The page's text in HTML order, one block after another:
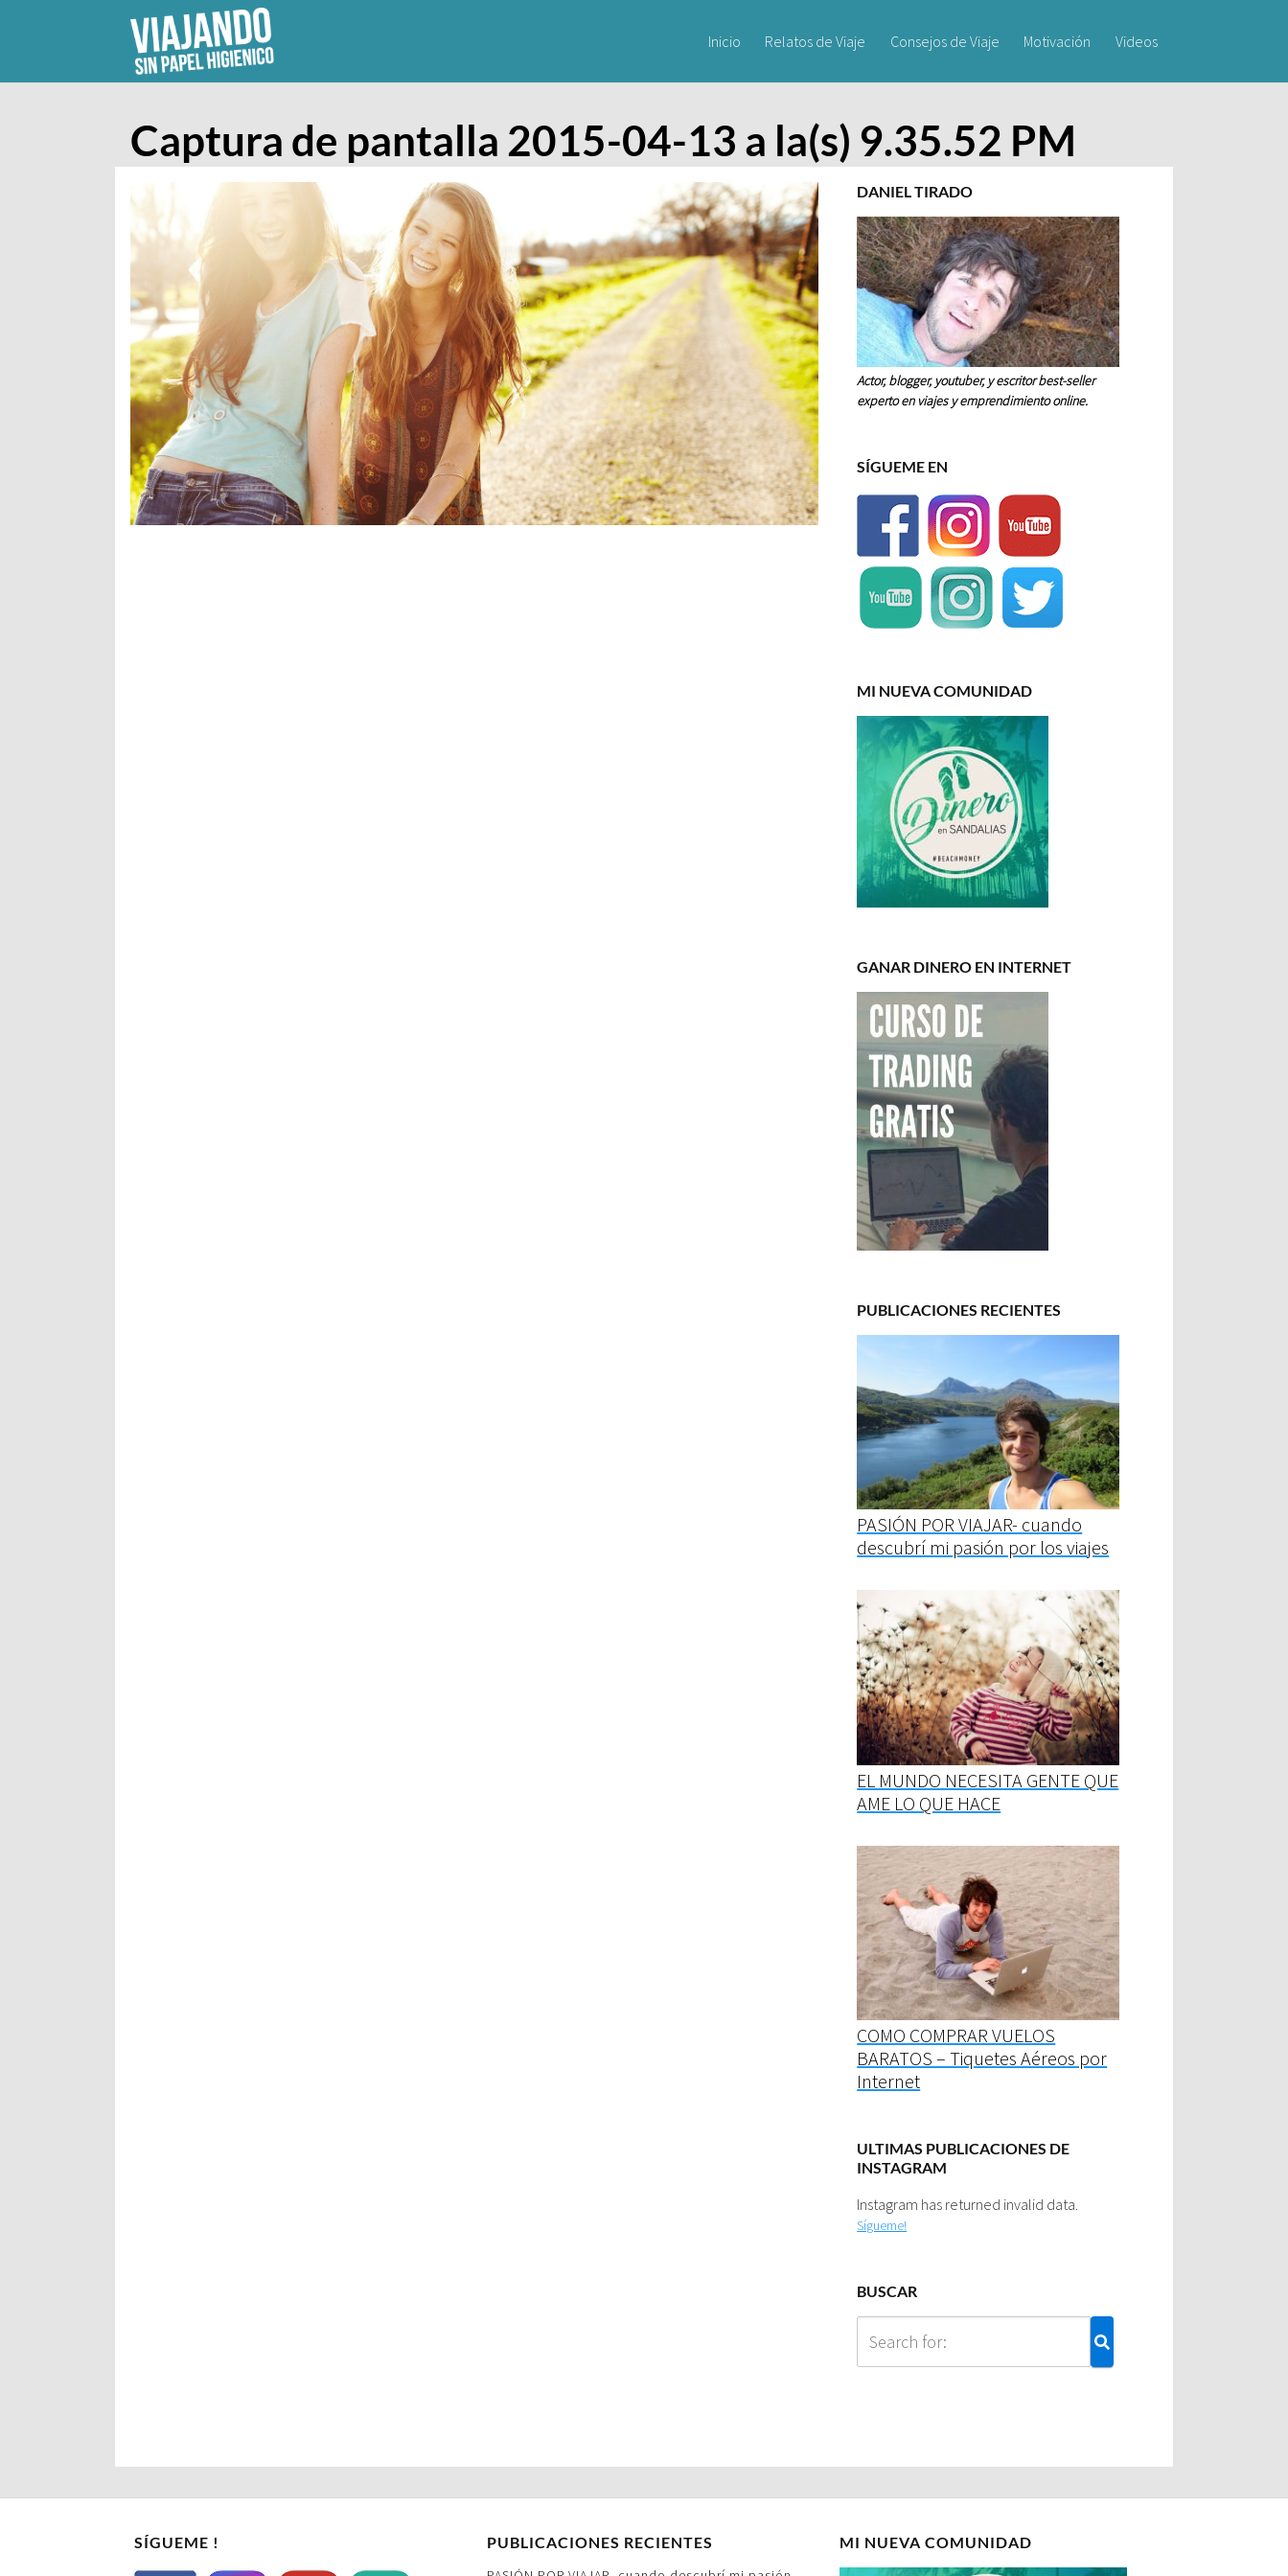
Inicio Relatos de Viaje Consejos de Viaje Motivación Videos
Captura de pantalla 2015-04-13 a la(s) 9.35.52 PM
DANIEL TIRADO
Actor, blogger, youtuber, y escritor best-seller
experto en viajes y emprendimiento online.
SÍGUEME EN
MI NUEVA COMUNIDAD
GANAR DINERO EN INTERNET
PUBLICACIONES RECIENTES
PASIÓN POR VIAJAR- cuando
descubrí mi pasión por los viajes
EL MUNDO NECESITA GENTE QUE
AME LO QUE HACE
COMO COMPRAR VUELOS
BARATOS – Tiquetes Aéreos por
Internet
ULTIMAS PUBLICACIONES DE
INSTAGRAM
Instagram has returned invalid data.
Sígueme!
BUSCAR
SÍGUEME ! PUBLICACIONES RECIENTES MI NUEVA COMUNIDAD